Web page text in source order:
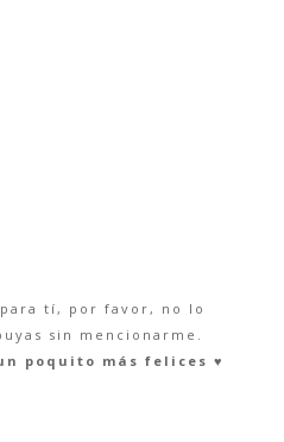
tí, por favor, no lo
sin mencionarme.
poquito más felices ♥︎